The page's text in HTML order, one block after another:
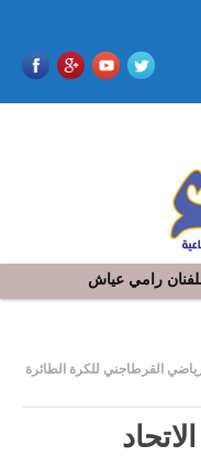
ماهر يتالق و يشد الجمهور
القرطاجني للكرة الطائرة